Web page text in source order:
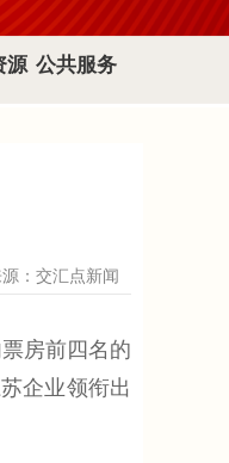
源 公共服务
源：交汇点新闻
房前四名的
企业领衔出